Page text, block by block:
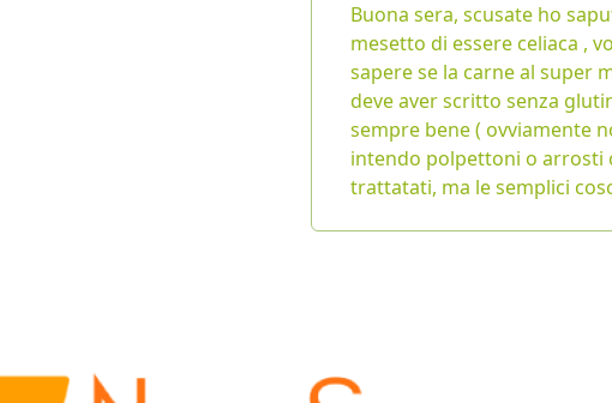
Buona sera, scusate ho
mesetto di essere celiaca ,
sapere se la carne al super
deve aver scritto senza
sempre bene ( ovviamente
intendo polpettoni o arrosti
trattatati, ma le semplici